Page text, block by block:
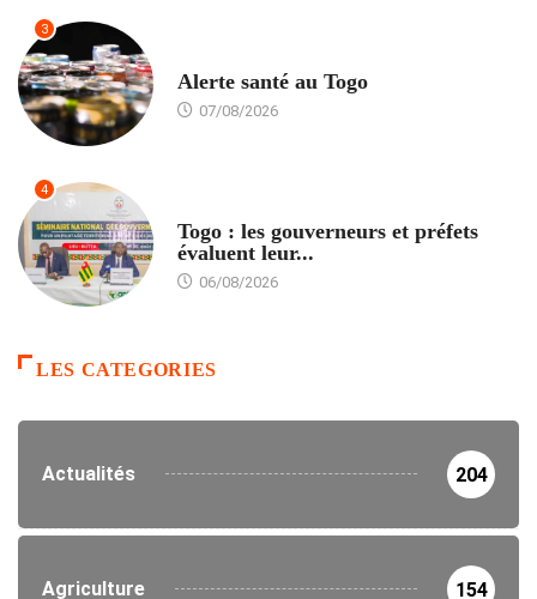
3
Alerte santé au Togo
07/08/2026
4
Togo : les gouverneurs et préfets
évaluent leur...
06/08/2026
LES CATEGORIES
Actualités 204
Agriculture 154